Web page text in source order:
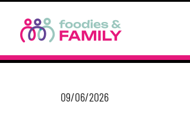
09/06/2026